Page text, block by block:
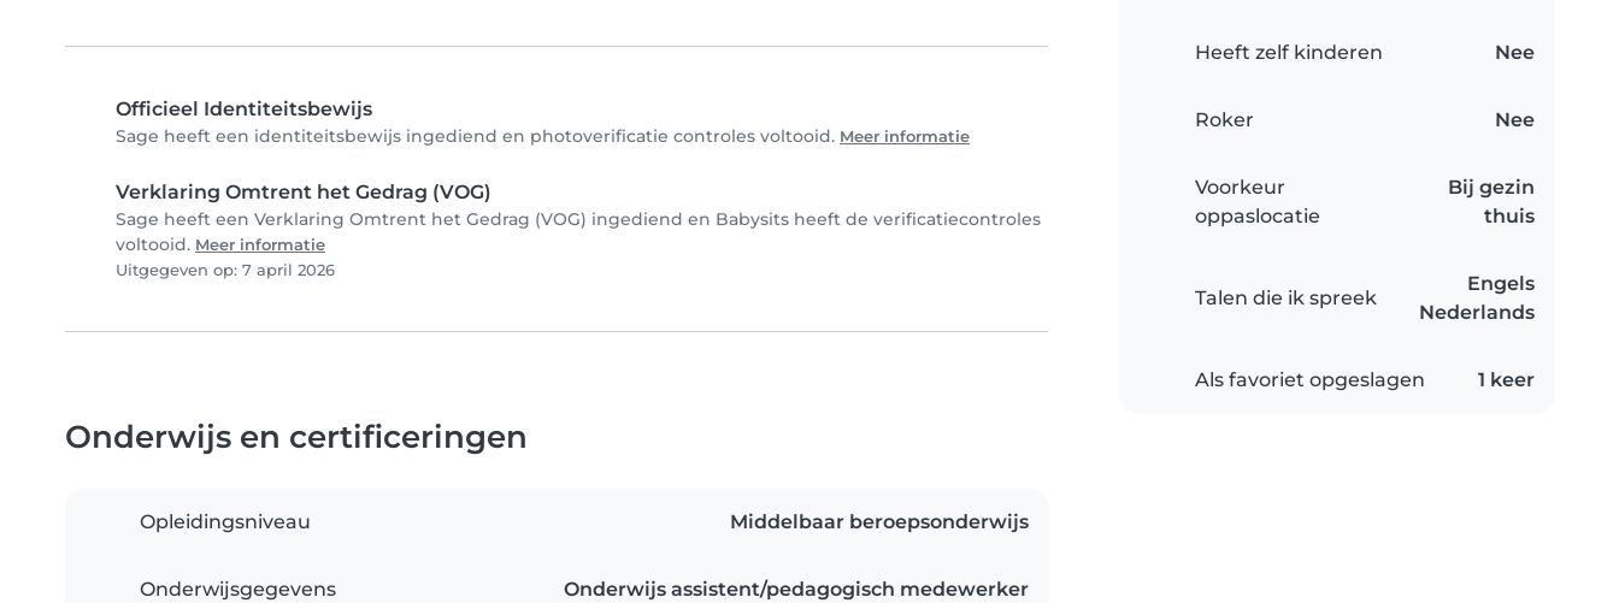
Officieel Identiteitsbewijs
Sage heeft een identiteitsbewijs ingediend en photoverificatie controles voltooid. Meer informatie
Verklaring Omtrent het Gedrag (VOG)
Sage heeft een Verklaring Omtrent het Gedrag (VOG) ingediend en Babysits heeft de verificatiecontroles
voltooid. Meer informatie
Uitgegeven op: 7 april 2026
Heeft zelf kinderen Nee
Roker Nee
Voorkeur
oppaslocatie
Bij gezin
thuis
Talen die ik spreek
Engels
Nederlands
Als favoriet opgeslagen 1 keer
Onderwijs en certificeringen
Opleidingsniveau Middelbaar beroepsonderwijs
Onderwijsgegevens Onderwijs assistent/pedagogisch medewerker